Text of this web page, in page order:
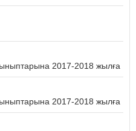
2017-2018 жылға
2017-2018 жылға